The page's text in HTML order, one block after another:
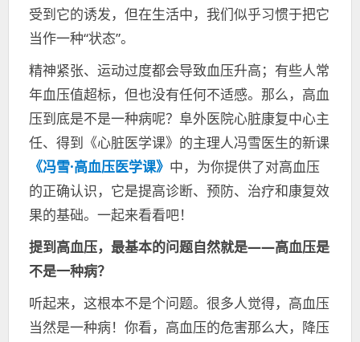
受到它的诱发，但在生活中，我们似乎习惯于把它
当作一种“状态”。
精神紧张、运动过度都会导致血压升高；有些人常
年血压值超标，但也没有任何不适感。那么，高血
压到底是不是一种病呢？阜外医院心脏康复中心主
任、得到《心脏医学课》的主理人冯雪医生的新课
《冯雪·高血压医学课》 中，为你提供了对高血压
的正确认识，它是提高诊断、预防、治疗和康复效
果的基础。一起来看看吧！
提到高血压，最基本的问题自然就是——高血压是
不是一种病？
听起来，这根本不是个问题。很多人觉得，高血压
当然是一种病！你看，高血压的危害那么大，降压